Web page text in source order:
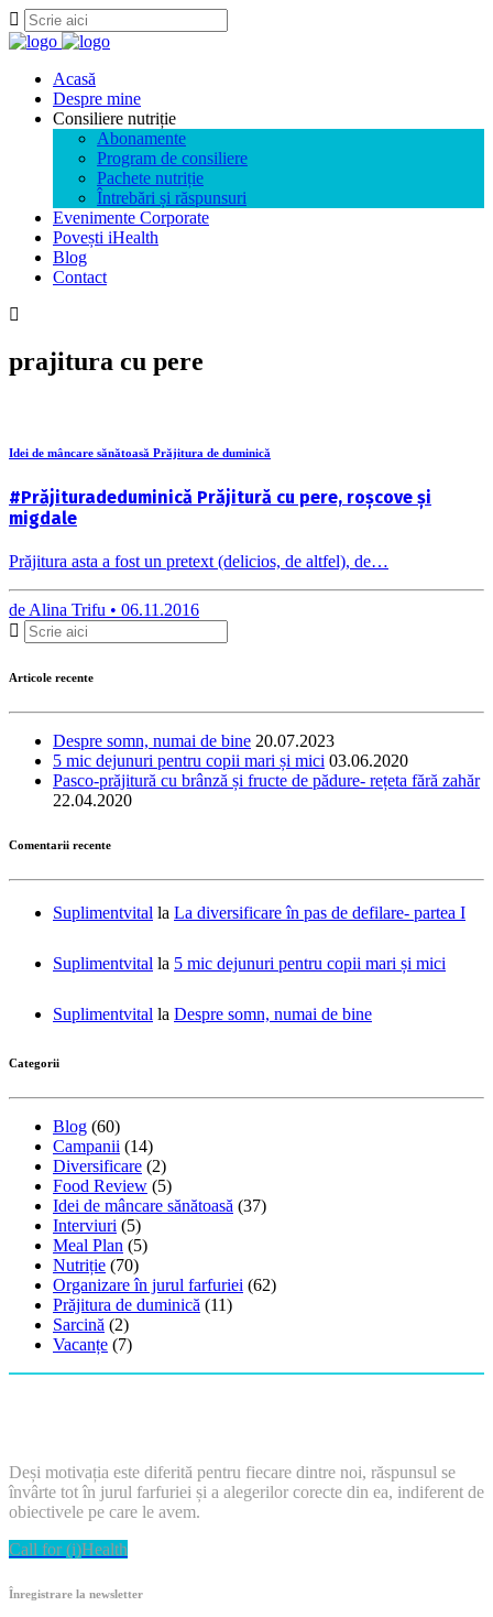
Acasă
Despre mine
Consiliere nutriție
Abonamente
Program de consiliere
Pachete nutriție
Întrebări și răspunsuri
Evenimente Corporate
Povești iHealth
Blog
Contact
prajitura cu pere
Idei de mâncare sănătoasă Prăjitura de duminică
#Prăjituradeduminică Prăjitură cu pere, roșcove și
migdale
Prăjitura asta a fost un pretext (delicios, de altfel), de…
de Alina Trifu • 06.11.2016
Articole recente
Despre somn, numai de bine 20.07.2023
5 mic dejunuri pentru copii mari și mici 03.06.2020
Pasco-prăjitură cu brânză și fructe de pădure- rețeta fără zahăr
22.04.2020
Comentarii recente
Suplimentvital la La diversificare în pas de defilare- partea I
Suplimentvital la 5 mic dejunuri pentru copii mari și mici
Suplimentvital la Despre somn, numai de bine
Categorii
Blog (60)
Campanii (14)
Diversificare (2)
Food Review (5)
Idei de mâncare sănătoasă (37)
Interviuri (5)
Meal Plan (5)
Nutriție (70)
Organizare în jurul farfuriei (62)
Prăjitura de duminică (11)
Sarcină (2)
Vacanțe (7)
Deși motivația este diferită pentru fiecare dintre noi, răspunsul se
învârte tot în jurul farfuriei și a alegerilor corecte din ea, indiferent de
obiectivele pe care le avem.
Call for (i)Health
Înregistrare la newsletter